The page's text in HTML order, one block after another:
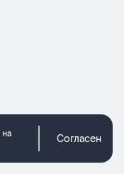
на
Согласен